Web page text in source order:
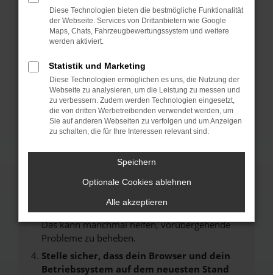
Fehler: Network Error
Beim Laden ist ein Fehler aufgetreten.
Hier sind ein paar Tipps, die dir helfen können:
Überprüfe deine Firewall und deine
Internetverbindung.
Laden andere Webseiten, zum Beispiel deine
Suchmaschine?
Prüfe deine Browsererweiterungen.
können das Laden bestimmter Seiten
verhindern. Funktioniert die Seite in einem
anderen Browser oder in einem privaten
Starte dein Gerät neu.
Das kann manchmal helfen, vorübergehende
Probleme zu beheben.
Stelle sicher, dass dein Browser und dein
Betriebssystem auf dem neuesten Stand
Diese Technologien bieten die bestmögliche Funktionalität
der Webseite. Services von Drittanbietern wie Google
Maps, Chats, Fahrzeugbewertungssystem und weitere
werden aktiviert.
Statistik und Marketing
Diese Technologien ermöglichen es uns, die Nutzung der
Webseite zu analysieren, um die Leistung zu messen und
zu verbessern. Zudem werden Technologien eingesetzt,
die von dritten Werbetreibenden verwendet werden, um
Sie auf anderen Webseiten zu verfolgen und um Anzeigen
zu schalten, die für Ihre Interessen relevant sind.
Speichern
Optionale Cookies ablehnen
Alle akzeptieren